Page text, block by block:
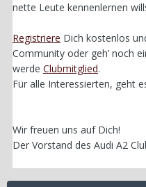
nette Leute kennenlernen
Registriere Dich kostenlos
Community oder geh’ noch
werde Clubmitglied.
Für alle Interessierten, geht
Wir freuen uns auf Dich!
Der Vorstand des Audi A2